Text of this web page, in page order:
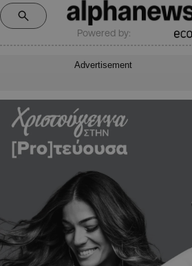
Powered by:
Advertisement